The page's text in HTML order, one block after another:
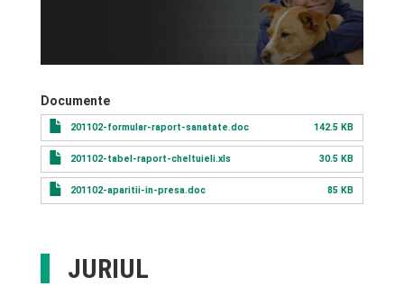
Documente
201102-formular-raport-sanatate.doc 142.5 KB
201102-tabel-raport-cheltuieli.xls 30.5 KB
201102-aparitii-in-presa.doc 85 KB
JURIUL